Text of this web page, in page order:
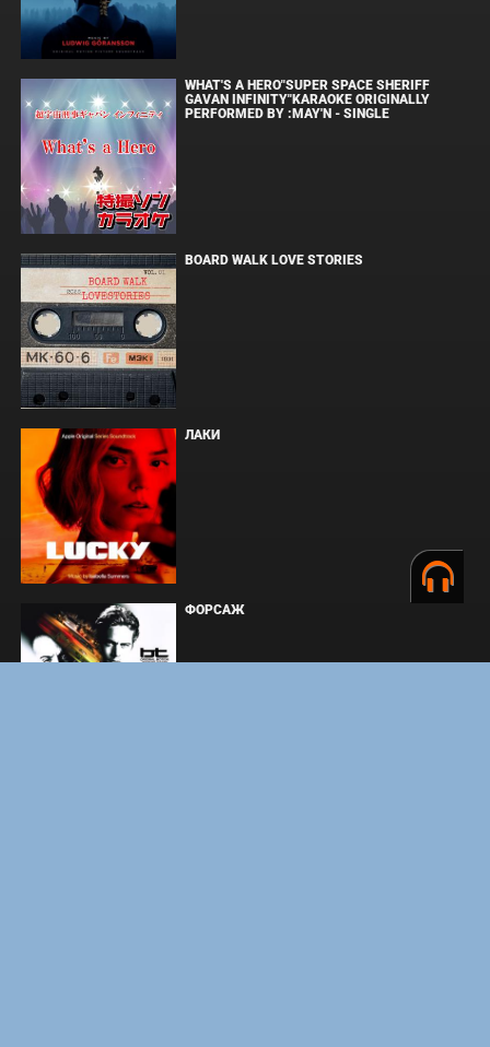
WHAT'S A HERO"SUPER SPACE SHERIFF
GAVAN INFINITY"KARAOKE ORIGINALLY
PERFORMED BY :MAY'N - SINGLE
BOARD WALK LOVE STORIES
ЛАКИ
ФОРСАЖ